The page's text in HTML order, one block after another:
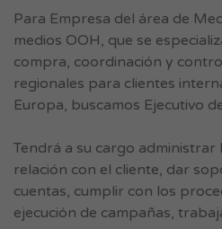
Para Empresa del área de
medios OOH, que se
compra, coordinación y
regionales para clientes
Europa, buscamos Ejecutivo
Tendrá a su cargo
relación con el cliente, dar
cuentas, cumplir con los
ejecución de campañas,